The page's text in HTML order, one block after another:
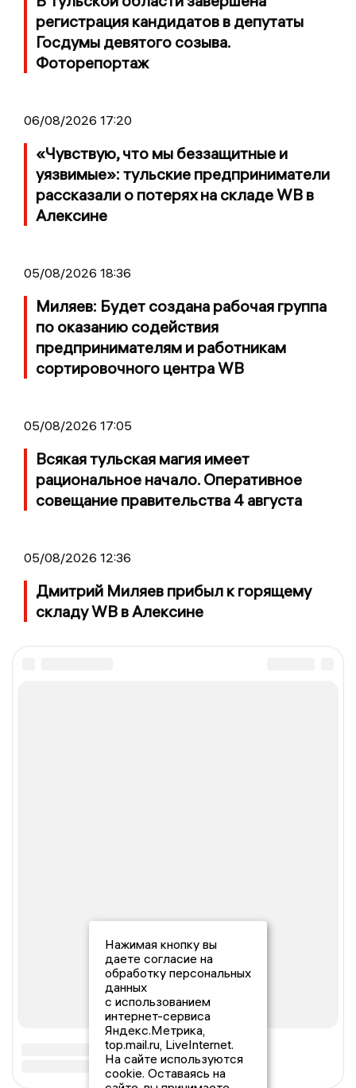
регистрация кандидатов в депутаты
Госдумы девятого созыва.
Фоторепортаж
06/08/2026 17:20
«Чувствую, что мы беззащитные и
уязвимые»: тульские предприниматели
рассказали о потерях на складе WB в
Алексине
05/08/2026 18:36
Миляев: Будет создана рабочая группа
по оказанию содействия
предпринимателям и работникам
сортировочного центра WB
05/08/2026 17:05
Всякая тульская магия имеет
рациональное начало. Оперативное
совещание правительства 4 августа
05/08/2026 12:36
Дмитрий Миляев прибыл к горящему
складу WB в Алексине
Нажимая кнопку вы
даете согласие на
обработку персональных
данных
с использованием
интернет-сервиса
Яндекс.Метрика,
top.mail.ru, LiveInternet.
На сайте используются
cookie. Оставаясь на